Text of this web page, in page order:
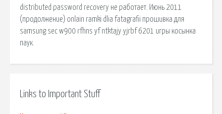
distributed password recovery не работает. Июнь 2011
(продолжение) onlain ramki dlia fatagrafii прошивка для
samsung sec w900 rfhns yf ntktajy yjrbf 6201 игры косынка
паук.
Links to Important Stuff